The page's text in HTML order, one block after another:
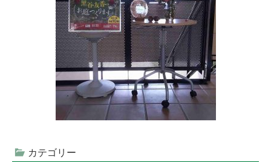
カテゴリー